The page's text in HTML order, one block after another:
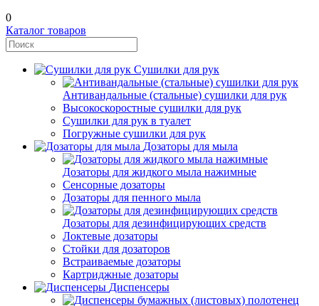
0
Каталог товаров
Сушилки для рук
Антивандальные (стальные) сушилки для рук
Высокоскоростные сушилки для рук
Сушилки для рук в туалет
Погружные сушилки для рук
Дозаторы для мыла
Дозаторы для жидкого мыла нажимные
Сенсорные дозаторы
Дозаторы для пенного мыла
Дозаторы для дезинфицирующих средств
Локтевые дозаторы
Стойки для дозаторов
Встраиваемые дозаторы
Картриджные дозаторы
Диспенсеры